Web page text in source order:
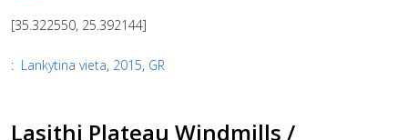
[35.322550, 25.392144]
: Lankytina vieta, 2015, GR
Lasithi Plateau Windmills /